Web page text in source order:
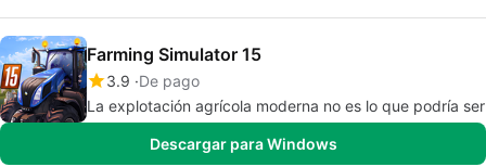
Farming Simulator 15
3.9 De pago
La explotación agrícola moderna no es lo que podría ser
Descargar para Windows